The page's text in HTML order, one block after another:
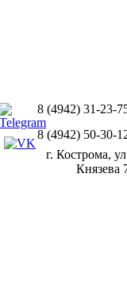
8 (4942) 31-23-
8 (4942) 50-30-
г. Кострома,
Князева